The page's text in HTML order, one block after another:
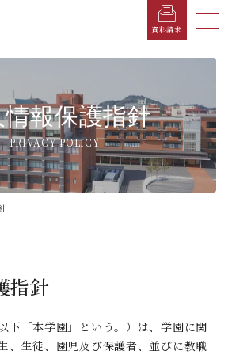
資料請求 メニ
メ
ー
を
閉
じ
る
設紹介
科（旧 人間発達学科 人間発達
旧 人間発達学科 人間基礎学専
ール
ンス
求人情報
類
ビュー
報保護指針
PRIVACY POLICY
指針
下「本学園」という。）は、学園に関
、生徒、園児及び保護者、並びに教職